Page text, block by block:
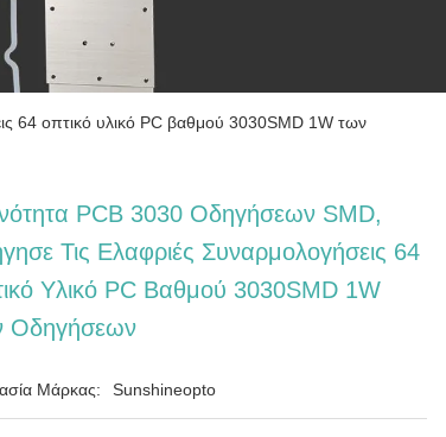
64 οπτικό υλικό PC βαθμού 3030SMD 1W των
PCB 3030 Οδηγήσεων SMD,
Τις Ελαφριές Συναρμολογήσεις 64
Υλικό PC Βαθμού 3030SMD 1W
Οδηγήσεων
Μάρκας: Sunshineopto